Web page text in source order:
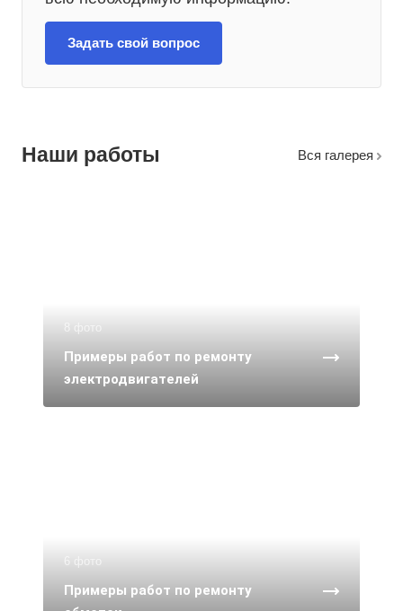
Задать свой вопрос
Наши работы Вcя галерея
Примеры работ по ремонту
электродвигателей
6 фото
Примеры работ по ремонту